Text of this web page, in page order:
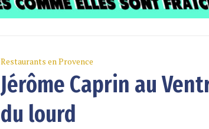
Restaurants en Provence
Jérôme Caprin au
du lourd